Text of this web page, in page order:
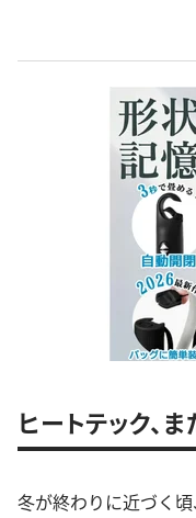
ヒートテック、
冬が終わりに近づく